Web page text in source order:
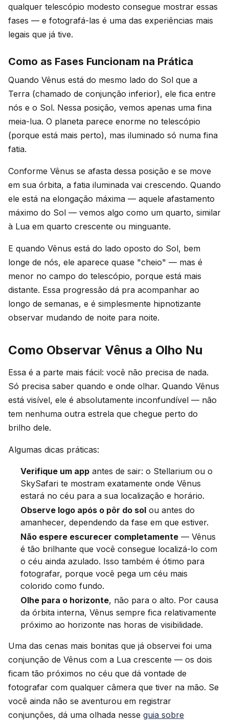
qualquer telescópio modesto consegue mostrar essas
fases — e fotografá-las é uma das experiências mais
legais que já tive.
Como as Fases Funcionam na Prática
Quando Vênus está do mesmo lado do Sol que a
Terra (chamado de conjunção inferior), ele fica entre
nós e o Sol. Nessa posição, vemos apenas uma fina
meia-lua. O planeta parece enorme no telescópio
(porque está mais perto), mas iluminado só numa fina
fatia.
Conforme Vênus se afasta dessa posição e se move
em sua órbita, a fatia iluminada vai crescendo. Quando
ele está na elongação máxima — aquele afastamento
máximo do Sol — vemos algo como um quarto, similar
à Lua em quarto crescente ou minguante.
E quando Vênus está do lado oposto do Sol, bem
longe de nós, ele aparece quase "cheio" — mas é
menor no campo do telescópio, porque está mais
distante. Essa progressão dá pra acompanhar ao
longo de semanas, e é simplesmente hipnotizante
observar mudando de noite para noite.
Como Observar Vênus a Olho Nu
Essa é a parte mais fácil: você não precisa de nada.
Só precisa saber quando e onde olhar. Quando Vênus
está visível, ele é absolutamente inconfundível — não
tem nenhuma outra estrela que chegue perto do
brilho dele.
Algumas dicas práticas:
Verifique um app antes de sair: o Stellarium ou o
SkySafari te mostram exatamente onde Vênus
estará no céu para a sua localização e horário.
Observe logo após o pôr do sol ou antes do
amanhecer, dependendo da fase em que estiver.
Não espere escurecer completamente — Vênus
é tão brilhante que você consegue localizá-lo com
o céu ainda azulado. Isso também é ótimo para
fotografar, porque você pega um céu mais
colorido como fundo.
Olhe para o horizonte, não para o alto. Por causa
da órbita interna, Vênus sempre fica relativamente
próximo ao horizonte nas horas de visibilidade.
Uma das cenas mais bonitas que já observei foi uma
conjunção de Vênus com a Lua crescente — os dois
ficam tão próximos no céu que dá vontade de
fotografar com qualquer câmera que tiver na mão. Se
você ainda não se aventurou em registrar
conjunções, dá uma olhada nesse guia sobre